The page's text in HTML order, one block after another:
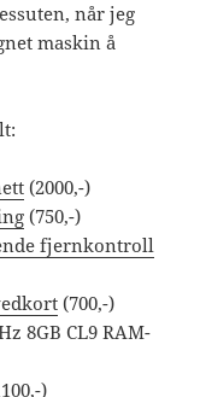
når jeg
maskin å
(2000,-)
(750,-)
fjernkontroll
(700,-)
8GB CL9 RAM-
)